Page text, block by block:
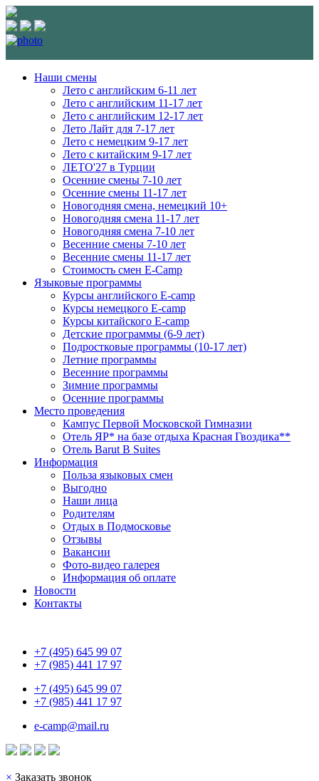
Наши смены
Лето с английским 6-11 лет
Лето с английским 11-17 лет
Лето с английским 12-17 лет
Лето Лайт для 7-17 лет
Лето c немецким 9-17 лет
Лето с китайским 9-17 лет
ЛЕТО'27 в Турции
Осенние смены 7-10 лет
Осенние смены 11-17 лет
Новогодняя смена, немецкий 10+
Новогодняя смена 11-17 лет
Новогодняя смена 7-10 лет
Весенние смены 7-10 лет
Весенние смены 11-17 лет
Стоимость смен E-Camp
Языковые программы
Курсы английского E-camp
Курсы немецкого E-camp
Курсы китайского E-camp
Детские программы (6-9 лет)
Подростковые программы (10-17 лет)
Летние программы
Весенние программы
Зимние программы
Осенние программы
Место проведения
Кампус Первой Московской Гимназии
Отель ЯР* на базе отдыха Красная Гвоздика**
Отель Barut B Suites
Информация
Польза языковых смен
Выгодно
Наши лица
Родителям
Отдых в Подмосковье
Отзывы
Вакансии
Фото-видео галерея
Информация об оплате
Новости
Контакты
+7 (495) 645 99 07
+7 (985) 441 17 97
+7 (495) 645 99 07
+7 (985) 441 17 97
e-camp@mail.ru
× Заказать звонок